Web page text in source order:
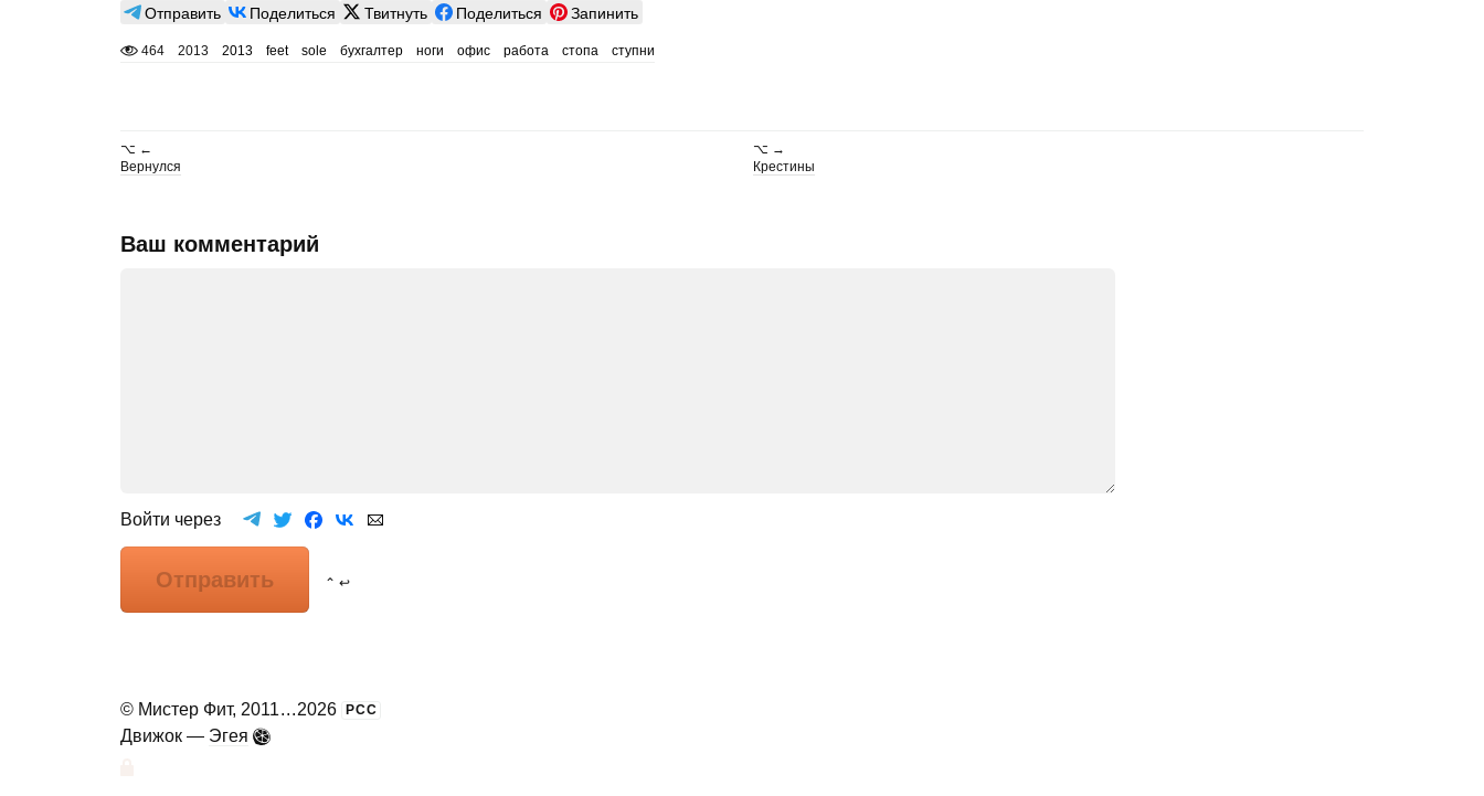
Отправить Поделиться Твитнуть Поделиться Запинить
464 2013 2013 feet sole бухгалтер ноги офис работа стопа ступни
⌥ ←
Вернулся
⌥ →
Крестины
Ваш комментарий
Войти через
Отправить ⌃ ↩
© Мистер Фит, 2011...2026 РСС
Движок — Эгея